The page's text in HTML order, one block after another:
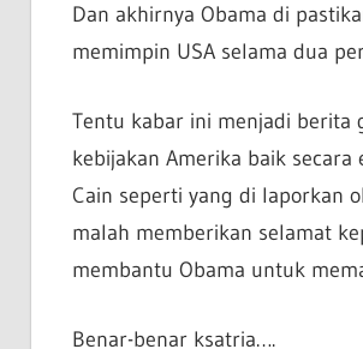
Dan akhirnya Obama di
memimpin USA selama dua
Tentu kabar ini menjadi berita
kebijakan Amerika baik
Cain seperti yang di laporkan
malah memberikan selamat
membantu Obama untuk
Benar-benar ksatria….